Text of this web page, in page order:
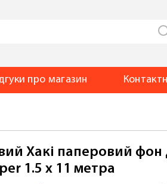
про магазин Контакт
Хакі паперовий
1.5 x 11 метра